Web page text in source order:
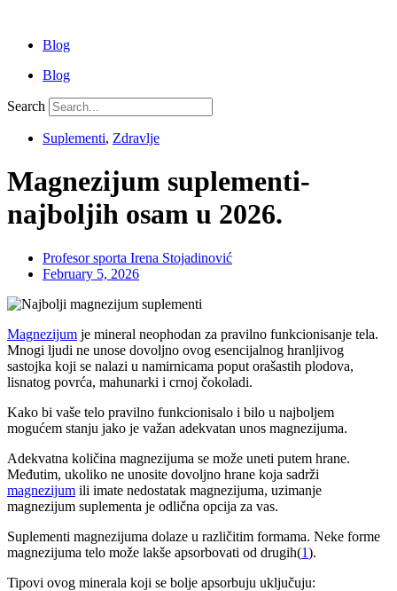
contentBlog
Blog
Search
Suplementi, Zdravlje
Magnezijum suplementi-
najboljih osam u 2026.
Profesor sporta Irena Stojadinović
February 5, 2026
Magnezijum je mineral neophodan za pravilno funkcionisanje tela.
Mnogi ljudi ne unose dovoljno ovog esencijalnog hranljivog
sastojka koji se nalazi u namirnicama poput orašastih plodova,
lisnatog povrća, mahunarki i crnoj čokoladi.
Kako bi vaše telo pravilno funkcionisalo i bilo u najboljem
mogućem stanju jako je važan adekvatan unos magnezijuma.
Adekvatna količina magnezijuma se može uneti putem hrane.
Međutim, ukoliko ne unosite dovoljno hrane koja sadrži
magnezijum ili imate nedostatak magnezijuma, uzimanje
magnezijum suplementa je odlična opcija za vas.
Suplementi magnezijuma dolaze u različitim formama. Neke forme
magnezijuma telo može lakše apsorbovati od drugih(1).
Tipovi ovog minerala koji se bolje apsorbuju uključuju: